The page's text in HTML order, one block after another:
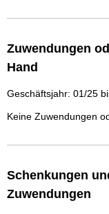
Zuwendungen
Hand
Geschäftsjahr: 01/25
Keine Zuwendungen
Schenkungen
Zuwendungen